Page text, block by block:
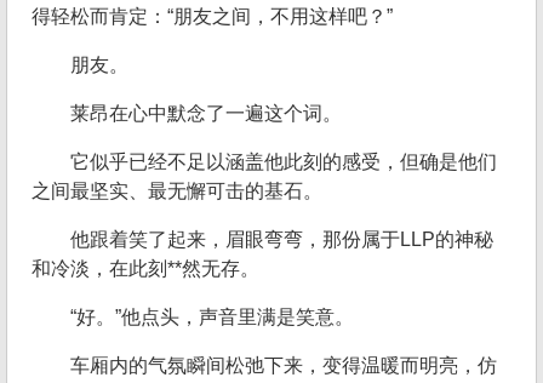
得轻松而肯定：“朋友之间，不用这样吧？”
朋友。
莱昂在心中默念了一遍这个词。
它似乎已经不足以涵盖他此刻的感受，但确是他们
之间最坚实、最无懈可击的基石。
他跟着笑了起来，眉眼弯弯，那份属于LLP的神秘
和冷淡，在此刻**然无存。
“好。”他点头，声音里满是笑意。
车厢内的气氛瞬间松弛下来，变得温暖而明亮，仿